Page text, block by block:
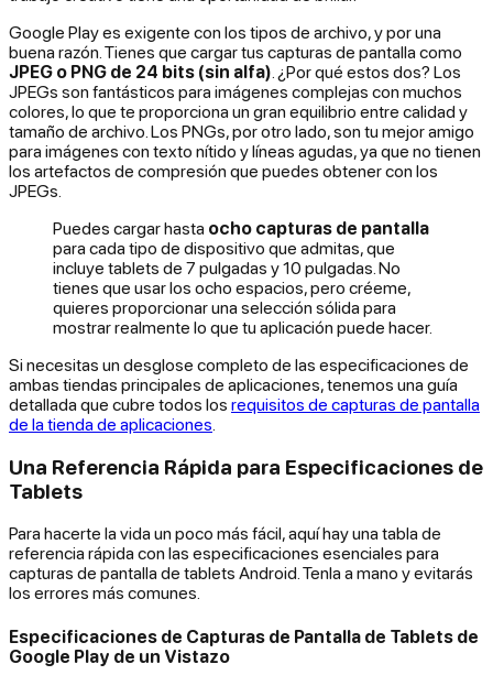
Google Play es exigente con los tipos de archivo, y por una
buena razón. Tienes que cargar tus capturas de pantalla como
JPEG o PNG de 24 bits (sin alfa) . ¿Por qué estos dos? Los
JPEGs son fantásticos para imágenes complejas con muchos
colores, lo que te proporciona un gran equilibrio entre calidad y
tamaño de archivo. Los PNGs, por otro lado, son tu mejor amigo
para imágenes con texto nítido y líneas agudas, ya que no tienen
los artefactos de compresión que puedes obtener con los
JPEGs.
Puedes cargar hasta ocho capturas de pantalla
para cada tipo de dispositivo que admitas, que
incluye tablets de 7 pulgadas y 10 pulgadas. No
tienes que usar los ocho espacios, pero créeme,
quieres proporcionar una selección sólida para
mostrar realmente lo que tu aplicación puede hacer.
Si necesitas un desglose completo de las especificaciones de
ambas tiendas principales de aplicaciones, tenemos una guía
detallada que cubre todos los requisitos de capturas de pantalla
de la tienda de aplicaciones
Una Referencia Rápida para Especificaciones de
Tablets
Para hacerte la vida un poco más fácil, aquí hay una tabla de
referencia rápida con las especificaciones esenciales para
capturas de pantalla de tablets Android. Tenla a mano y evitarás
los errores más comunes.
Especificaciones de Capturas de Pantalla de Tablets de
Google Play de un Vistazo